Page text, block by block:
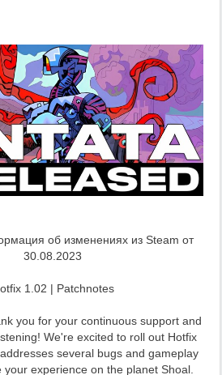
об изменениях из Steam от
30.08.2023
1.02 | Patchnotes
you for your continuous support and
We're excited to roll out Hotfix
several bugs and gameplay
your experience on the planet Shoal.